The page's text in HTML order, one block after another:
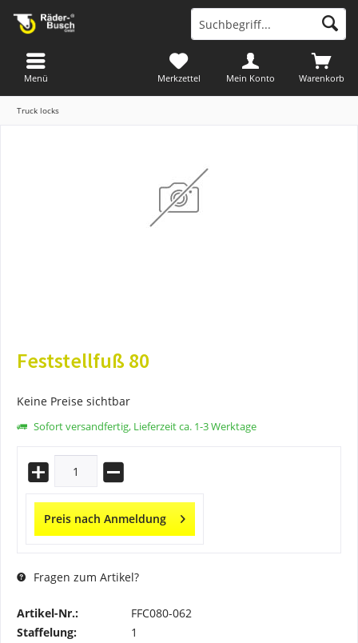
Warenkorb
Merkzettel Mein Konto
Menü
Truck locks
Feststellfuß 80
Keine Preise sichtbar
Sofort versandfertig, Lieferzeit ca. 1-3 Werktage
Preis nach Anmeldung
Fragen zum Artikel?
Artikel-Nr.:
FFC080-062
Staffelung:
1